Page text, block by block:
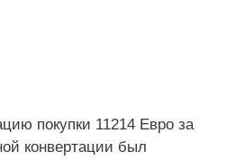
покупки 11214 Евро за
конвертации был